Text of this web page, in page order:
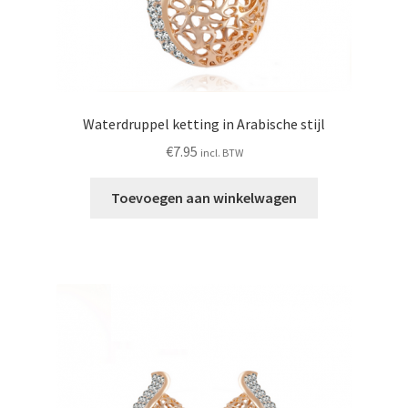
Waterdruppel ketting in Arabische stijl
€7.95 incl. BTW
Toevoegen aan winkelwagen